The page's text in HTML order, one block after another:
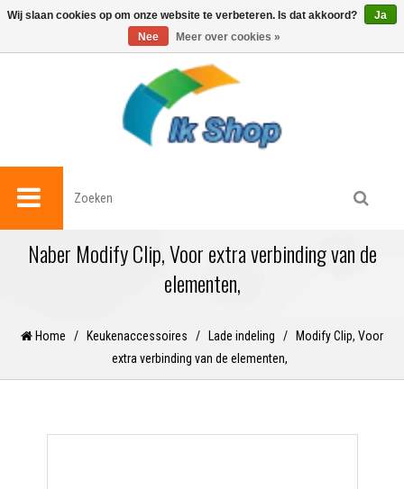
0
Naber Modify Clip, Voor extra verbinding van de
elementen,
Home / Keukenaccessoires / Lade indeling /
Modify Clip, Voor
extra verbinding van de elementen,
Wij slaan cookies op om onze website te verbeteren. Is dat akkoord?
Ja
Nee
Meer over cookies »